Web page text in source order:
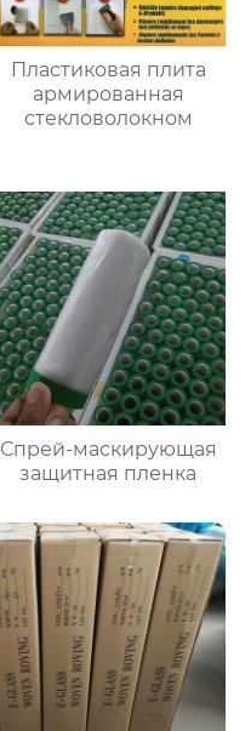
Пластиковая плита
армированная
стекловолокном
Спрей-маскирующая
защитная пленка